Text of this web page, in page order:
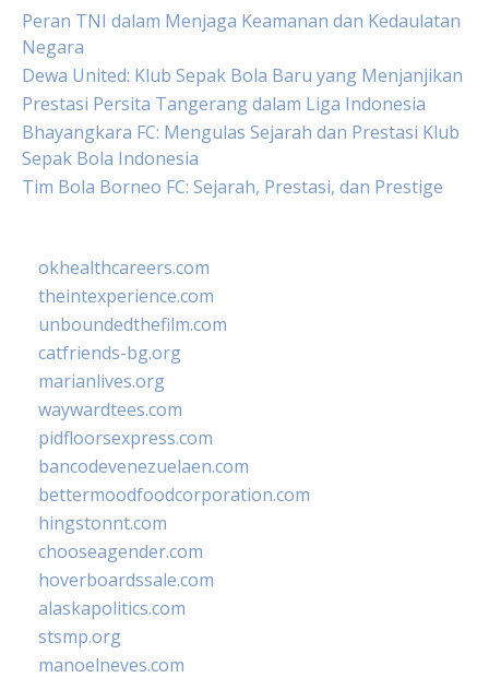
Peran TNI dalam Menjaga Keamanan dan Kedaulatan
Negara
Dewa United: Klub Sepak Bola Baru yang Menjanjikan
Prestasi Persita Tangerang dalam Liga Indonesia
Bhayangkara FC: Mengulas Sejarah dan Prestasi Klub
Sepak Bola Indonesia
Tim Bola Borneo FC: Sejarah, Prestasi, dan Prestige
okhealthcareers.com
theintexperience.com
unboundedthefilm.com
catfriends-bg.org
marianlives.org
waywardtees.com
pidfloorsexpress.com
bancodevenezuelaen.com
bettermoodfoodcorporation.com
hingstonnt.com
chooseagender.com
hoverboardssale.com
alaskapolitics.com
stsmp.org
manoelneves.com